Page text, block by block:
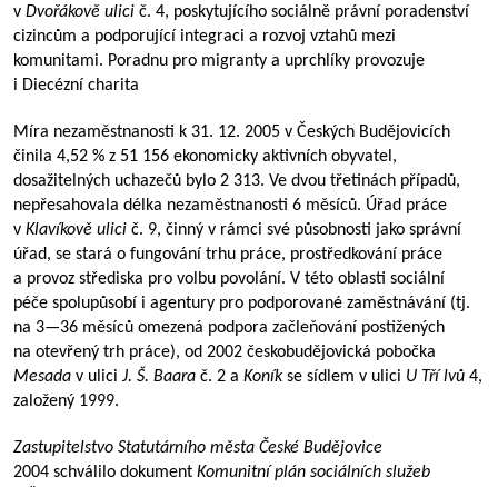
v Dvořákově ulici č. 4, poskytujícího sociálně právní poradenství
cizincům a podporující integraci a rozvoj vztahů mezi
komunitami. Poradnu pro migranty a uprchlíky provozuje
i Diecézní charita
Míra nezaměstnanosti k 31. 12. 2005 v Českých Budějovicích
činila 4,52 % z 51 156 ekonomicky aktivních obyvatel,
dosažitelných uchazečů bylo 2 313. Ve dvou třetinách případů,
nepřesahovala délka nezaměstnanosti 6 měsíců. Úřad práce
v Klavíkově ulici č. 9, činný v rámci své působnosti jako správní
úřad, se stará o fungování trhu práce, prostředkování práce
a provoz střediska pro volbu povolání. V této oblasti sociální
péče spolupůsobí i agentury pro podporované zaměstnávání (tj.
na 3—36 měsíců omezená podpora začleňování postižených
na otevřený trh práce), od 2002 českobudějovická pobočka
Mesada v ulici J. Š. Baara č. 2 a Koníkse sídlem v ulici U Tří lvů 4,
založený 1999.
Zastupitelstvo Statutárního města České Budějovice
2004 schválilo dokument Komunitní plán sociálních služeb